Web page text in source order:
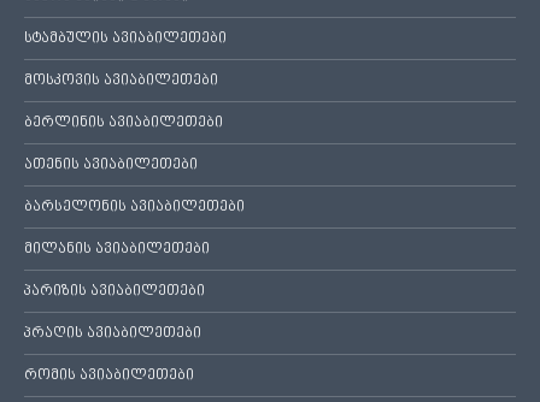
სტამბულის ავიაბილეთები
მოსკოვის ავიაბილეთები
ბერლინის ავიაბილეთები
ათენის ავიაბილეთები
ბარსელონის ავიაბილეთები
მილანის ავიაბილეთები
პარიზის ავიაბილეთები
პრაღის ავიაბილეთები
რომის ავიაბილეთები